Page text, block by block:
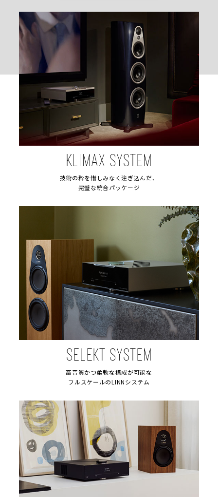
KLIMAX SYSTEM
技術の粋を惜しみなく注ぎ込んだ、
完璧な統合パッケージ
SELEKT SYSTEM
高音質かつ柔軟な構成が可能な
フルスケールのLINNシステム